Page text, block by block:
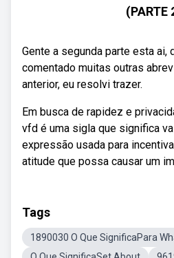
(PARTE
Gente a segunda parte esta ai,
comentado muitas outras
anterior, eu resolvi trazer.
Em busca de rapidez e
vfd é uma sigla que significa
expressão usada para
atitude que possa causar um
Tags
1890030 O Que SignificaPara